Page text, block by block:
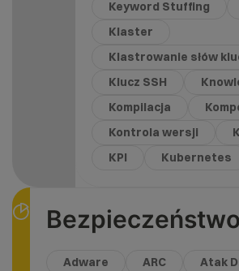
Keyword Stuffing
Klaster
Klastrowanie słów
Klucz SSH
Kompilacja
Kontrola wersji
KPI
Kubernetes
Bezpieczeństwo
Adware ARC
Atak